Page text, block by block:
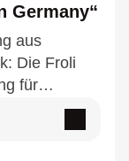
Germany“
aus
Die Froli
für